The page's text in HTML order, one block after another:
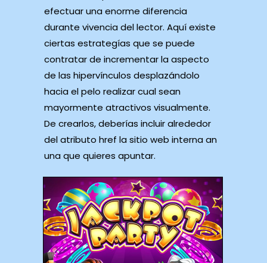
efectuar una enorme diferencia
durante vivencia del lector. Aquí ‍existe
ciertas estrategías que se puede
contratar de incrementar la aspecto
de‍ las hipervínculos desplazándolo
hacia el pelo realizar cual sean
mayormente atractivos visualmente.
De crearlos, deberías incluir alrededor
del atributo href la sitio web interna an
una que quieres apuntar.